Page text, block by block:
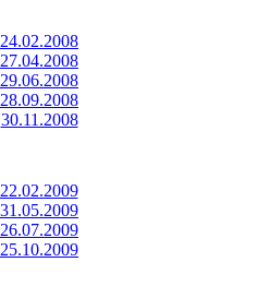
24.02.2008
27.04.2008
29.06.2008
28.09.2008
30.11.2008
22.02.2009
31.05.2009
26.07.2009
25.10.2009